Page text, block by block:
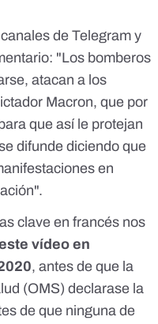
de Telegram y
: "Los bomberos
atacan a los
Macron, que por
que así le protejan
difunde diciendo que
en
.
clave en francés nos
vídeo en
, antes de que la
(OMS) declarase la
de que ninguna de